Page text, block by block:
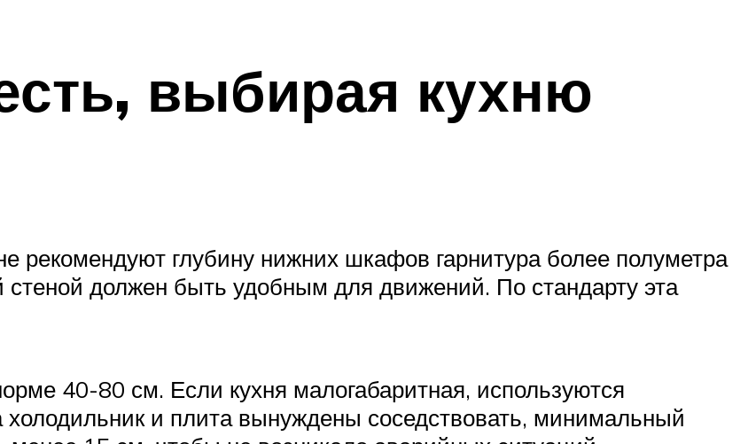
выбирая кухню
рекомендуют глубину нижних шкафов гарнитура более полуметра
должен быть удобным для движений. По стандарту эта
40-80 см. Если кухня малогабаритная, используются
холодильник и плита вынуждены соседствовать, минимальный